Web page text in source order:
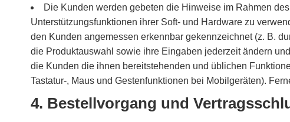
Die Kunden werden gebeten die Hinweise im Rahmen
Unterstützungsfunktionen ihrer Soft- und Hardware zu
den Kunden angemessen erkennbar gekennzeichnet (z. B.
die Produktauswahl sowie ihre Eingaben jederzeit ändern
die Kunden die ihnen bereitstehenden und üblichen
Tastatur-, Maus und Gestenfunktionen bei Mobilgeräten).
4. Bestellvorgang und